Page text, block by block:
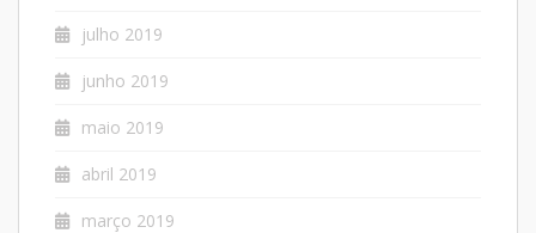
julho 2019
junho 2019
maio 2019
abril 2019
março 2019